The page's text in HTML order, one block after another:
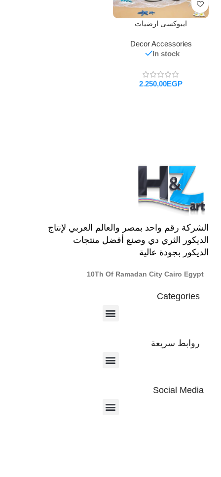
ايبوكسى ارضيات
Decor Accessories
In stock
EGP
الشركة رقم واحد بمصر والعالم العربي لإنتاج
الديكور الثري دي وصنع أفضل منتجات
الديكور بجودة عالية
10Th Of Ramadan City Cairo Egypt
Categories
روابط سريعة
Social Media